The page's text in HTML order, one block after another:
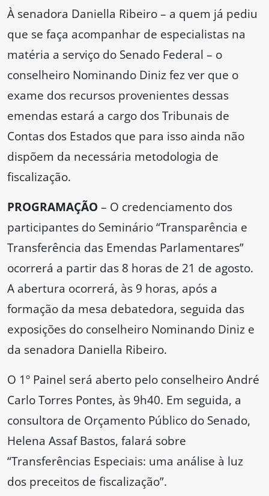
À senadora Daniella Ribeiro – a quem já pediu
que se faça acompanhar de especialistas na
matéria a serviço do Senado Federal – o
conselheiro Nominando Diniz fez ver que o
exame dos recursos provenientes dessas
emendas estará a cargo dos Tribunais de
Contas dos Estados que para isso ainda não
dispõem da necessária metodologia de
fiscalização.
PROGRAMAÇÃO – O credenciamento dos
participantes do Seminário “Transparência e
Transferência das Emendas Parlamentares”
ocorrerá a partir das 8 horas de 21 de agosto.
A abertura ocorrerá, às 9 horas, após a
formação da mesa debatedora, seguida das
exposições do conselheiro Nominando Diniz e
da senadora Daniella Ribeiro.
O 1º Painel será aberto pelo conselheiro André
Carlo Torres Pontes, às 9h40. Em seguida, a
consultora de Orçamento Público do Senado,
Helena Assaf Bastos, falará sobre
“Transferências Especiais: uma análise à luz
dos preceitos de fiscalização”.